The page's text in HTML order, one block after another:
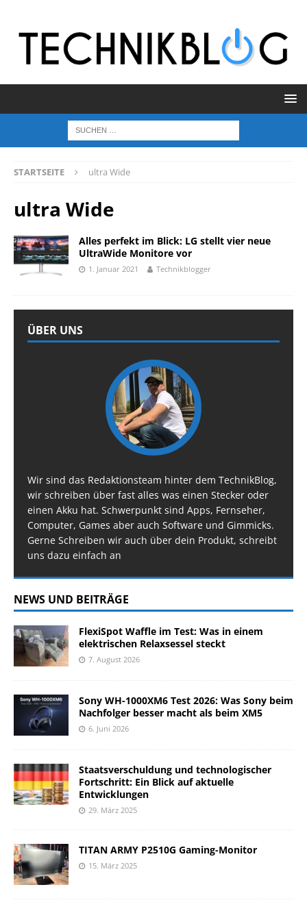
STARTSEITE ultra Wide
ultra Wide
Alles perfekt im Blick: LG stellt vier neue
UltraWide Monitore vor
1. Januar 2021 Technikblogger
ÜBER UNS
Wir sind das Redaktionsteam hinter dem TechnikBlog,
wir schreiben über fast alles was einen Stecker oder
einen Akku hat. Schwerpunkt sind Apps, Fernseher,
Computer, Games aber auch Software und Gimmicks.
Gerne Schreiben wir auch über dein Produkt, schreibt
uns dazu einfach an
NEWS UND BEITRÄGE
FlexiSpot Waffle im Test: Was in einem
elektrischen Relaxsessel steckt
7. August 2026
Sony WH-1000XM6 Test 2026: Was Sony beim
Nachfolger besser macht als beim XM5
6. Juni 2026
Staatsverschuldung und technologischer
Fortschritt: Ein Blick auf aktuelle
Entwicklungen
29. März 2025
TITAN ARMY P2510G Gaming-Monitor
15. März 2025